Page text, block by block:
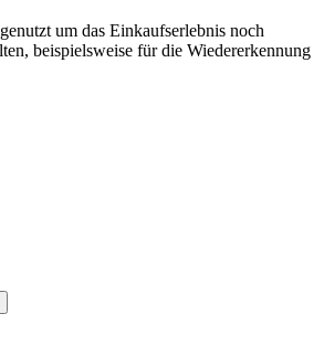
um das Einkaufserlebnis noch
beispielsweise für die Wiedererkennung